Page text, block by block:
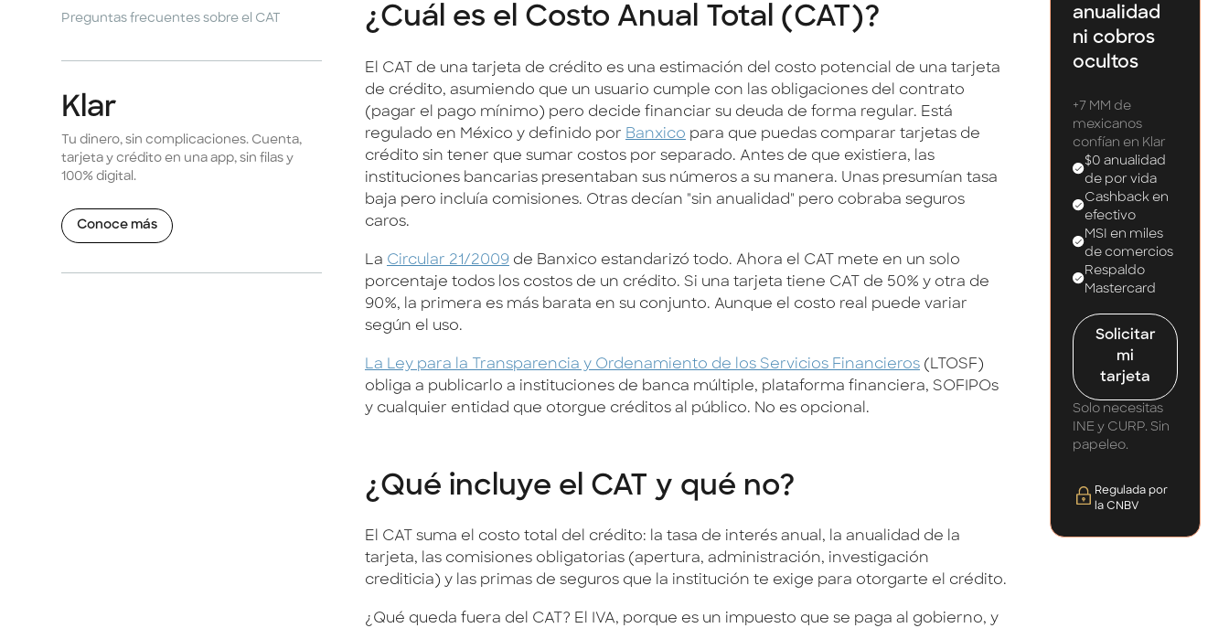
Preguntas frecuentes sobre el CAT
Klar
Tu dinero, sin complicaciones. Cuenta,
tarjeta y crédito en una app, sin filas y
100% digital.
Conoce más
¿Cuál es el Costo Anual Total (CAT)?
El CAT de una tarjeta de crédito es una estimación del costo potencial de una tarjeta
de crédito, asumiendo que un usuario cumple con las obligaciones del contrato
(pagar el pago mínimo) pero decide financiar su deuda de forma regular. Está
regulado en México y definido por Banxico para que puedas comparar tarjetas de
crédito sin tener que sumar costos por separado. Antes de que existiera, las
instituciones bancarias presentaban sus números a su manera. Unas presumían tasa
baja pero incluía comisiones. Otras decían "sin anualidad" pero cobraba seguros
caros.
La Circular 21/2009de Banxico estandarizó todo. Ahora el CAT mete en un solo
porcentaje todos los costos de un crédito. Si una tarjeta tiene CAT de 50% y otra de
90%, la primera es más barata en su conjunto. Aunque el costo real puede variar
según el uso.
La Ley para la Transparencia y Ordenamiento de los Servicios Financieros(LTOSF)
obliga a publicarlo a instituciones de banca múltiple, plataforma financiera, SOFIPOs
y cualquier entidad que otorgue créditos al público. No es opcional.
¿Qué incluye el CAT y qué no?
El CAT suma el costo total del crédito: la tasa de interés anual, la anualidad de la
tarjeta, las comisiones obligatorias (apertura, administración, investigación
crediticia) y las primas de seguros que la institución te exige para otorgarte el crédito.
¿Qué queda fuera del CAT? El IVA, porque es un impuesto que se paga al gobierno, y
anualidad
ni cobros
ocultos
+7 MM de
mexicanos
confían en Klar
$0 anualidad
de por vida
Cashback en
efectivo
MSI en miles
de comercios
Respaldo
Mastercard
Solicitar
mi
tarjeta
Solo necesitas
INE y CURP. Sin
papeleo.
Regulada por
la CNBV